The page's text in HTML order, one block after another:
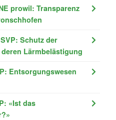
prowil: Transparenz
Schutz der
Lärmbelästigung
Entsorgungswesen
«Ist das